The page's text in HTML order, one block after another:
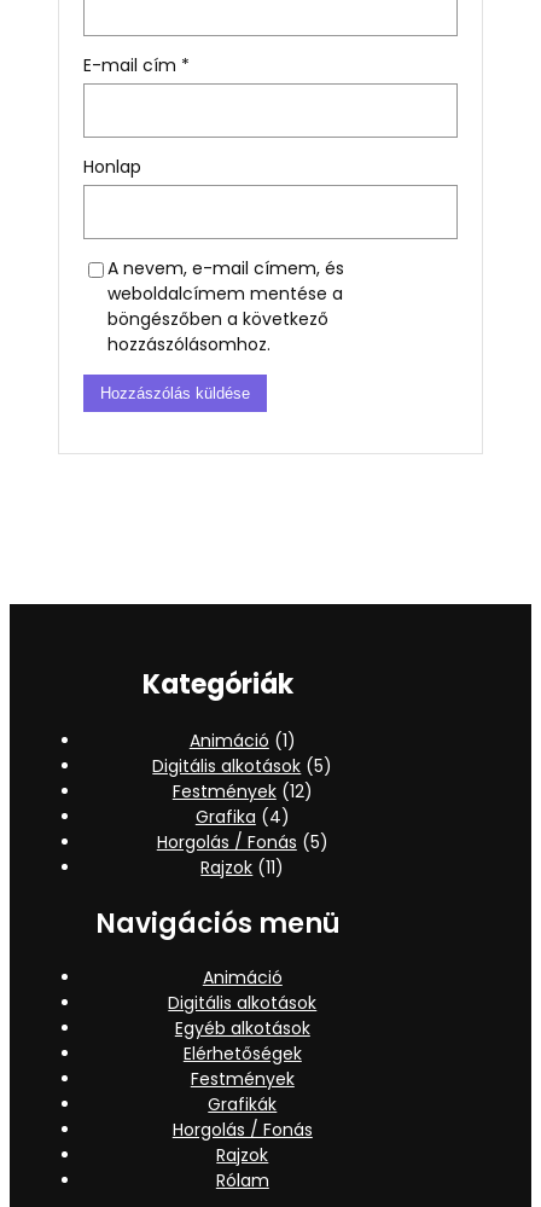
E-mail cím *
Honlap
A nevem, e-mail címem, és
weboldalcímem mentése a
böngészőben a következő
hozzászólásomhoz.
Kategóriák
Animáció (1)
Digitális alkotások (5)
Festmények(12)
Grafika (4)
Horgolás / Fonás (5)
Rajzok (11)
Navigációs menü
Animáció
Digitális alkotások
Egyéb alkotások
Elérhetőségek
Festmények
Grafikák
Horgolás / Fonás
Rajzok
Rólam